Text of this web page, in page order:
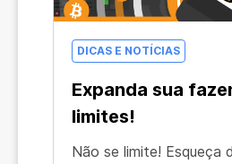
DICAS E NOTÍCIAS
Expanda sua
limites!
Não se limite! Esqueça